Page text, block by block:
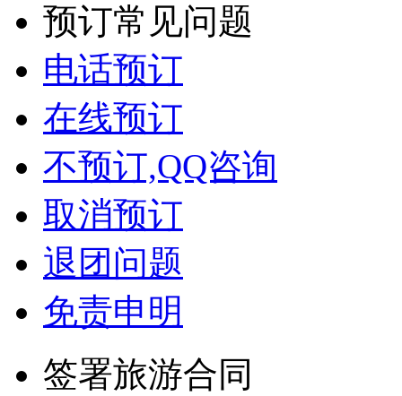
预订常见问题
电话预订
在线预订
不预订,QQ咨询
取消预订
退团问题
免责申明
签署旅游合同